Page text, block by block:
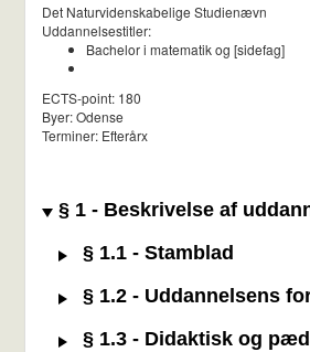
Det Naturvidenskabelige Studienævn
Uddannelsestitler:
Bachelor i matematik og [sidefag]
ECTS-point: 180
Byer: Odense
Terminer: Efterårx
§ 1 - Beskrivelse af
§ 1.1 - Stamblad
§ 1.2 - Uddannelsens
§ 1.3 - Didaktisk og